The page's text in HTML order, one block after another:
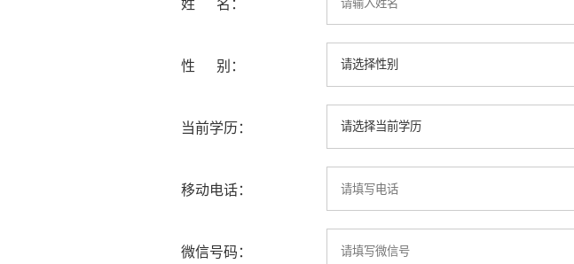
姓 名：
性 别：
当前学历：
移动电话：
微信号码：